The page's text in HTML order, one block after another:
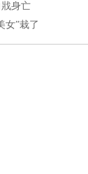
身亡
女”栽了